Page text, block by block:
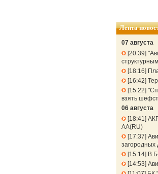
Лента
07 августа
20:39
18:16
16:42
15:22
взять
06 августа
18:41
АА(RU)
17:37
загородных
15:14 В
14:53